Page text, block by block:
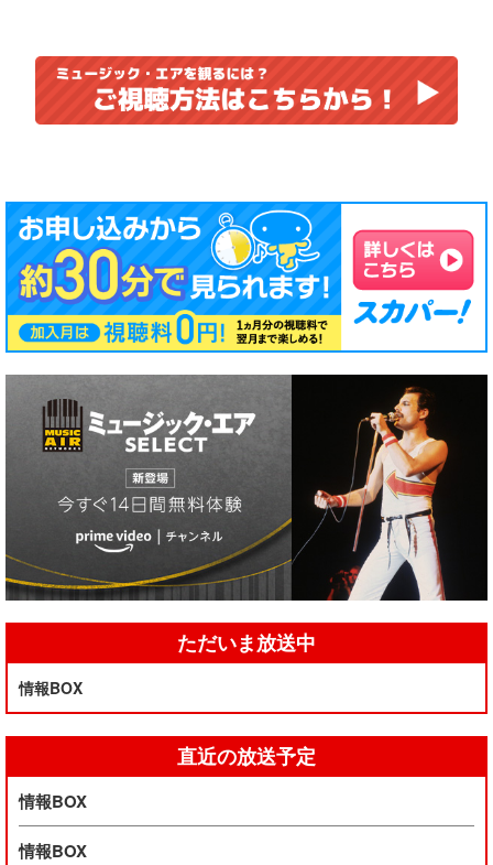
ただいま放送中
情報BOX
直近の放送予定
情報BOX
情報BOX